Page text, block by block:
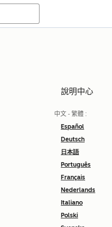
說明中心
中文 - 繁體 :
Español
Deutsch
日本語
Português
Français
Nederlands
Italiano
Polski